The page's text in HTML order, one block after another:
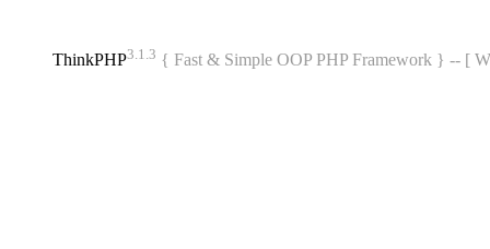
ThinkPHP3.1.3 { Fast & Simple OOP PHP Framework } -- [